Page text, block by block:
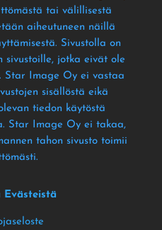
tai välillisestä
aiheutuneen näillä
. Sivustolla on
sivustoille, jotka eivät ole
. Star Image Oy ei vastaa
sisällöstä eikä
tiedon käytöstä
. Star Image Oy ei takaa,
tahon sivusto toimii
.
Evästeistä